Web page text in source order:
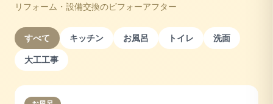
リフォーム・設備交換のビフォーアフター
すべて キッチン お風呂 トイレ
洗面
大工工事